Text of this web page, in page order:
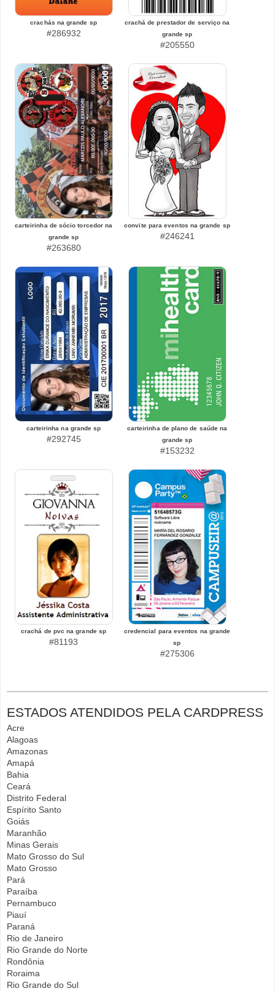
crachás na grande sp
#286932
crachá de prestador de serviço na
grande sp
#205550
carteirinha de sócio torcedor na
grande sp
#263680
convite para eventos na grande sp
#246241
carteirinha na grande sp
#292745
carteirinha de plano de saúde na
grande sp
#153232
crachá de pvc na grande sp
#81193
credencial para eventos na grande
sp
#275306
ESTADOS ATENDIDOS PELA CARDPRESS
Acre
Alagoas
Amazonas
Amapá
Bahia
Ceará
Distrito Federal
Espírito Santo
Goiás
Maranhão
Minas Gerais
Mato Grosso do Sul
Mato Grosso
Pará
Paraíba
Pernambuco
Piauí
Paraná
Rio de Janeiro
Rio Grande do Norte
Rondônia
Roraima
Rio Grande do Sul